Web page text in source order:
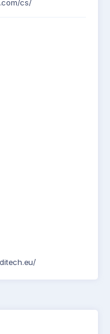
cs/